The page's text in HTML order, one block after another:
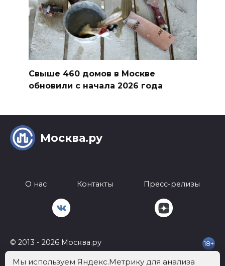
Свыше 460 домов в Москве
обновили с начала 2026 года
Москва.ру
О нас Контакты Пресс-релизы
© 2013 - 2026 Москва.ру 18+
Телефон: Почта: info@mockva.ru
Мы используем Яндекс.Метрику для анализа